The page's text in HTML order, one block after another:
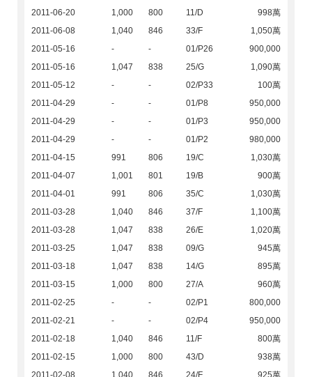
2011-06-20
1,000 800 11/D
998萬
2011-06-08
1,040 846 33/F
1,050萬
2011-05-16
- - 01/P26
900,000
2011-05-16
1,047 838 25/G
1,090萬
2011-05-12
- - 02/P33
100萬
2011-04-29
- - 01/P8
950,000
2011-04-29
- - 01/P3
950,000
2011-04-29
- - 01/P2
980,000
2011-04-15
991 806 19/C
1,030萬
2011-04-07
1,001 801 19/B
900萬
2011-04-01
991 806 35/C
1,030萬
2011-03-28
1,040 846 37/F
1,100萬
2011-03-28
1,047 838 26/E
1,020萬
2011-03-25
1,047 838 09/G
945萬
2011-03-18
1,047 838 14/G
895萬
2011-03-15
1,000 800 27/A
960萬
2011-02-25
- - 02/P1
800,000
2011-02-21
- - 02/P4
950,000
2011-02-18
1,040 846 11/F
800萬
2011-02-15
1,000 800 43/D
938萬
2011-02-08
1,040 846 24/F
925萬